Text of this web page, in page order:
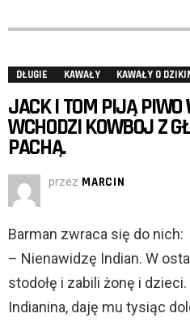
DŁUGIE KAWAŁY KAWAŁY O
JACK I TOM PIJĄ PIWO
WCHODZI KOWBOJ Z
PACHĄ.
przez MARCIN
Barman zwraca się do nich:
– Nienawidzę Indian. W
stodołę i zabili żonę i
Indianina, daję mu tysiąc